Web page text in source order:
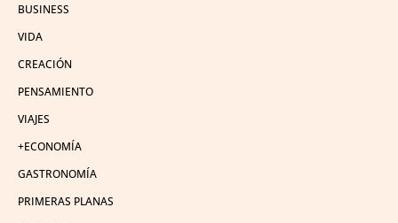
BUSINESS
VIDA
CREACIÓN
PENSAMIENTO
VIAJES
+ECONOMÍA
GASTRONOMÍA
PRIMERAS PLANAS